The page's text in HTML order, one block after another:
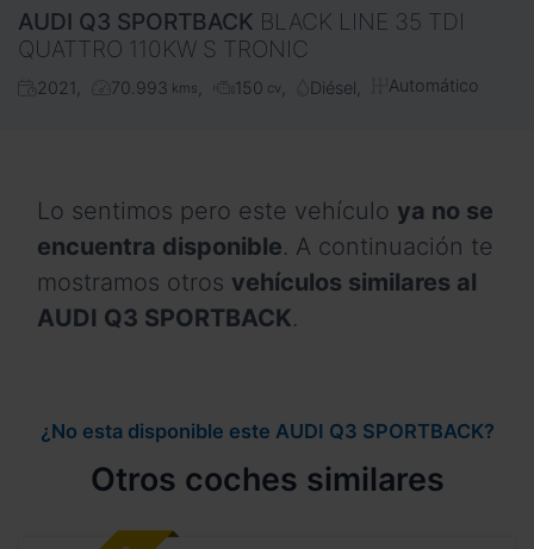
AUDI Q3 SPORTBACK BLACK LINE 35 TDI
QUATTRO 110KW S TRONIC
2021 70.993 kms 150 cv Diésel Automático
Lo sentimos pero este vehículo ya no se
encuentra disponible. A continuación te
mostramos otros vehículos similares al
AUDI Q3 SPORTBACK.
¿No esta disponible este AUDI Q3 SPORTBACK?
Otros coches similares